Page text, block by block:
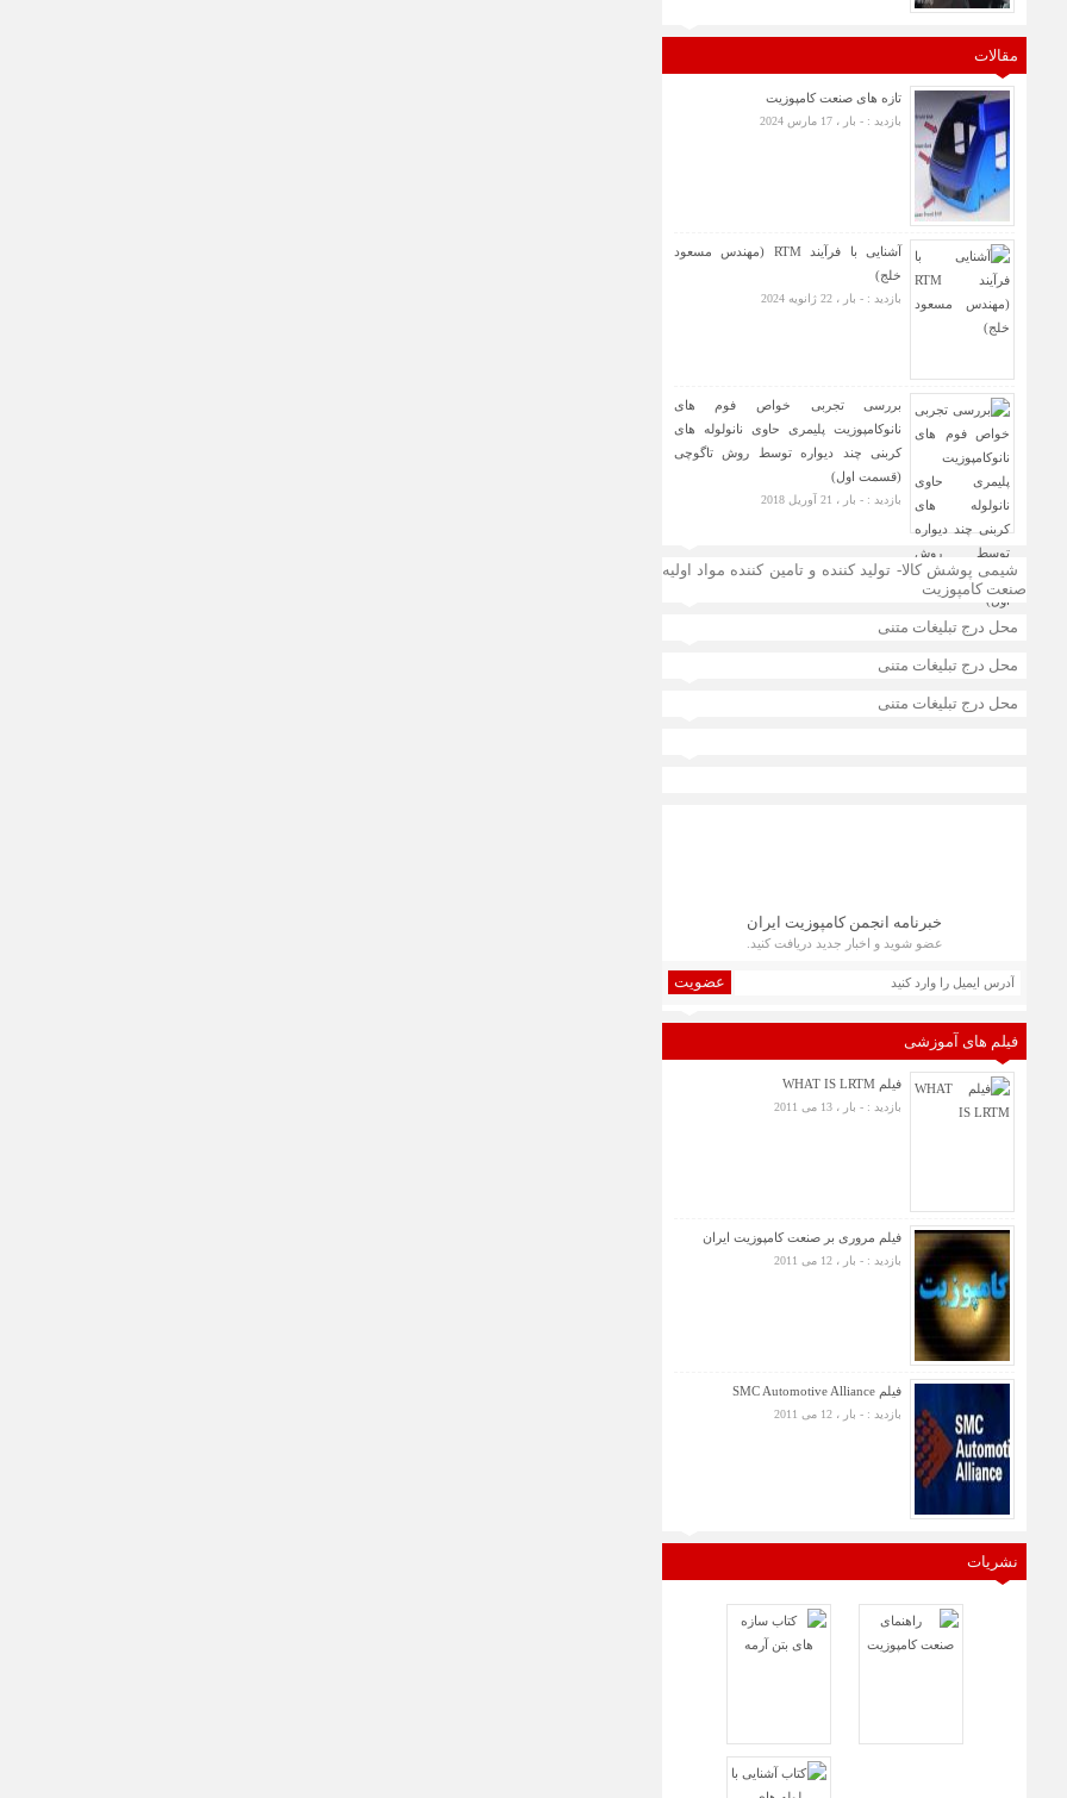
مقالات
تازه های صنعت کامپوزیت
بازدید : - بار ، 17 مارس 2024
آشنایی با فرآیند RTM (مهندس مسعود
خلج)
بازدید : - بار ، 22 ژانویه 2024
بررسی تجربی خواص فوم های
نانوکامپوزیت پلیمری حاوی نانولوله های
کربنی چند دیواره توسط روش تاگوچی
(قسمت اول)
بازدید : - بار ، 21 آوریل 2018
نشریات
فیلم های آموزشی
فیلم WHAT IS LRTM
بازدید : - بار ، 13 می 2011
فیلم مروری بر صنعت کامپوزیت ایران
بازدید : - بار ، 12 می 2011
فیلم SMC Automotive Alliance
بازدید : - بار ، 12 می 2011
خبرنامه انجمن کامپوزیت ایران
عضو شوید و اخبار جدید دریافت کنید.
عضویت
شیمی پوشش کالا- تولید کننده و تامین کننده مواد اولیه
صنعت کامپوزیت
محل درج تبلیغات متنی
محل درج تبلیغات متنی
محل درج تبلیغات متنی